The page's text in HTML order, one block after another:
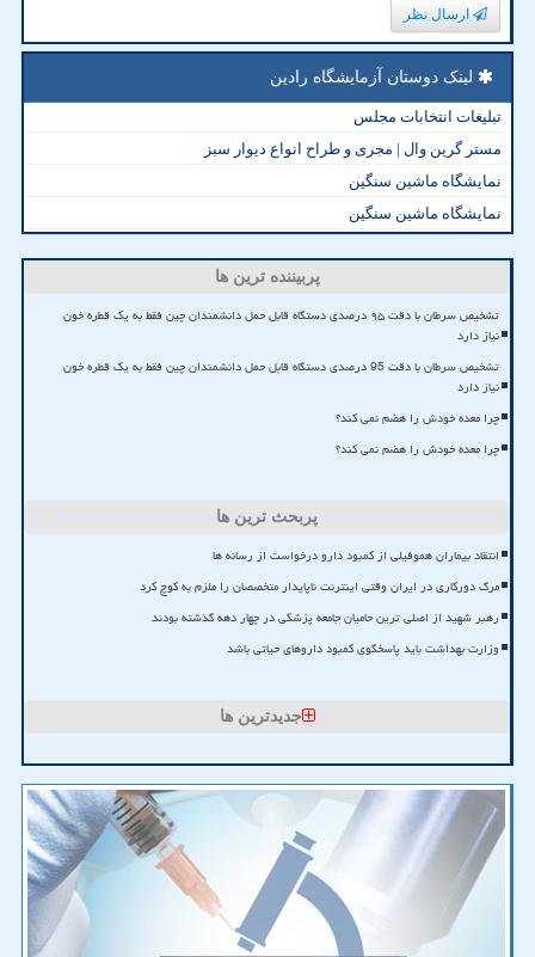
ارسال نظر
لینک دوستان آزمایشگاه رادین
تبلیغات انتخابات مجلس
مستر گرین وال | مجری و طراح انواع دیوار سبز
نمایشگاه ماشین سنگین
نمایشگاه ماشین سنگین
پربیننده ترین ها
تشخیص سرطان با دقت ۹۵ درصدی دستگاه قابل حمل دانشمندان چین فقط به یک قطره خون
نیاز دارد
تشخیص سرطان با دقت 95 درصدی دستگاه قابل حمل دانشمندان چین فقط به یک قطره خون
نیاز دارد
چرا معده خودش را هضم نمی کند؟
چرا معده خودش را هضم نمی کند؟
پربحث ترین ها
انتقاد بیماران هموفیلی از کمبود دارو درخواست از رسانه ها
مرگ دورکاری در ایران وقتی اینترنت ناپایدار متخصصان را ملزم به کوچ کرد
رهبر شهید از اصلی ترین حامیان جامعه پزشکی در چهار دهه گذشته بودند
وزارت بهداشت باید پاسخگوی کمبود داروهای حیاتی باشد
جدیدترین ها